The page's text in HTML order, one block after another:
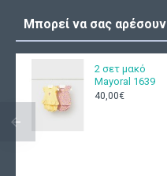
Μπορεί να σας αρέσουν
2 σετ μακό
Mayoral 1639
40,00€